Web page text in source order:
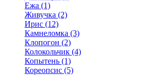
Ежа (1)
Живучка (2)
Ирис (12)
Камнеломка (3)
Клопогон (2)
Колокольчик (4)
Копытень (1)
Кореопсис (5)